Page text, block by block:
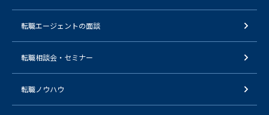
転職エージェントの面談
転職相談会・セミナー
転職ノウハウ